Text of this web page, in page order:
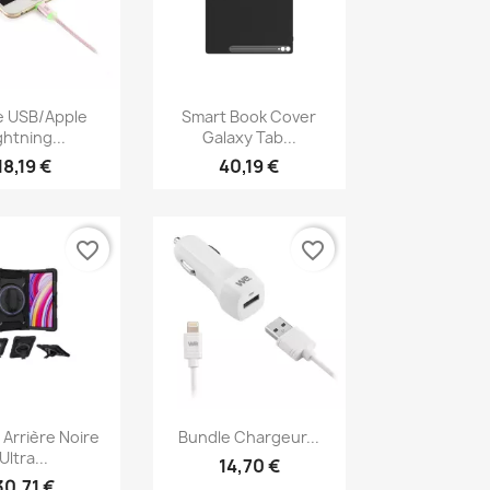
rapide
USB/Apple
€
Aperçu rapide
Smart Book Cover
Galaxy Tab...
40,19 €
rapide
Noire
Ultra...
favorite_border
Aperçu rapide
Bundle Chargeur...
14,70 €
favorite_border